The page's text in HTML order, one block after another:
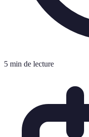
5 min de lecture